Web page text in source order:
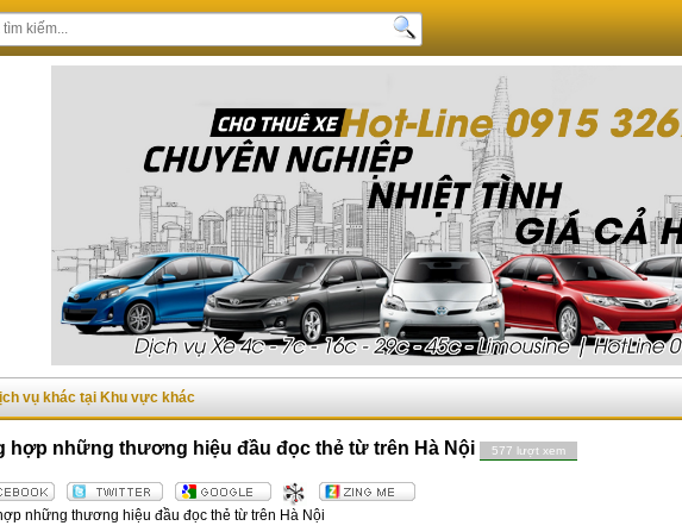
vụ khác tại Khu vực khác
hợp những thương hiệu đầu đọc thẻ từ trên Hà Nội 577 lượt xem
những thương hiệu đầu đọc thẻ từ trên Hà Nội